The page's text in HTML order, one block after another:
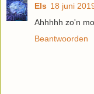
Els 18 juni
Ahhhhh zo'n
Beantwoorden